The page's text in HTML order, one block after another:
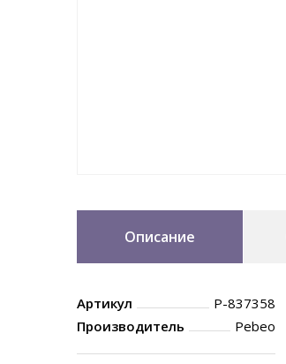
Описание
Артикул
P-837358
Производитель
Pebeo